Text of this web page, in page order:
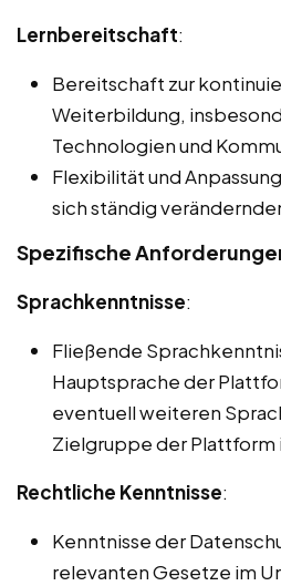
Lernbereitschaft:
Bereitschaft zur
Weiterbildung,
Technologien und
Flexibilität und
sich ständig
Spezifische
Sprachkenntnisse:
Fließende
Hauptsprache der
eventuell weiteren
Zielgruppe der Plattform
Rechtliche Kenntnisse:
Kenntnisse der
relevanten Gesetze im